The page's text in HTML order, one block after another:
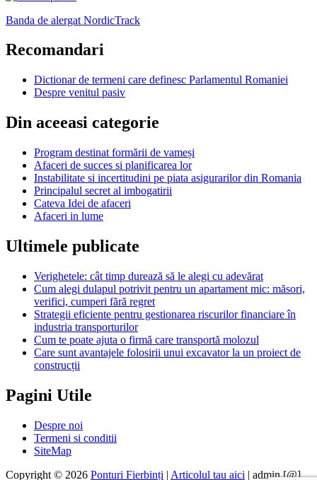
Banda de alergat NordicTrack
Recomandari
Dictionar de termeni care definesc Parlamentul Romaniei
Despre venitul pasiv
Din aceeasi categorie
Program destinat formării de vameși
Afaceri de succes si planificarea lor
Instabilitate si incertitudini pe piata asigurarilor din Romania
Principalul secret al imbogatirii
Cateva Idei de afaceri
Afaceri in lume
Ultimele publicate
Verighetele: cât timp durează să le alegi cu adevărat
Cum alegi dulapul potrivit pentru un apartament mic: măsori,
verifici, cumperi fără regret
Strategii eficiente pentru gestionarea riscurilor financiare în
industria transporturilor
Cum te poate ajuta o firmă care transportă molozul
Care sunt avantajele folosirii unui excavator la un proiect de
construcții
Pagini Utile
Despre noi
Termeni si conditii
SiteMap
Copyright © 2026 Ponturi Fierbinți | Articolul tau aici | admin [@]